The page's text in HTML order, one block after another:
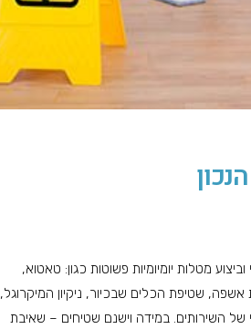
וביצוע מטלות יומיומיות פשוטות כגון: טאטוא,
שטיפת הכלים שבכיור, ניקיון המיקרוגל,
של השירותים. במידה וישנם שטיחים – שאיבת